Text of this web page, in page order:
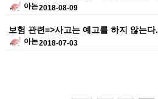
아논2018-08-09
보험 관련=>사고는 예고를 하지 않는다.
아논2018-07-03